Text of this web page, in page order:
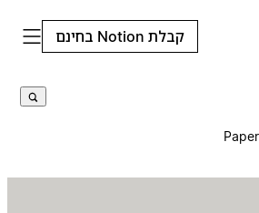
קבלת Notion בחינם